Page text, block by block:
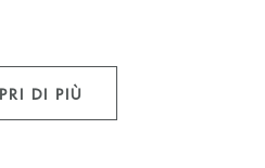
DI PIÙ